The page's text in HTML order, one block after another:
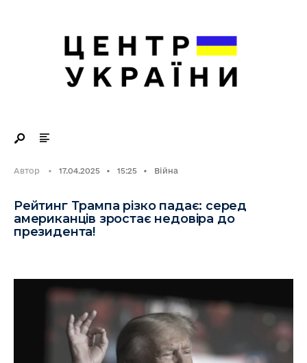
Автор • 17.04.2025 • 15:25 • Війна
Рейтинг Трампа різко падає: серед
американців зростає недовіра до
президента!